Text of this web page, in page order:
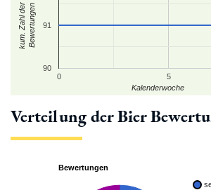
0 5
90
91
Kalenderwoche
kum. Zahl derBewertungen
Verteilung der Bier
Bewertungen